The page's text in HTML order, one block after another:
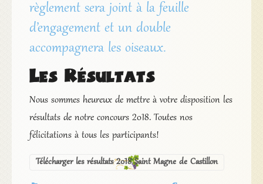
règlement sera joint à la feuille
d’engagement et un double
accompagnera les oiseaux.
Les Résultats
Nous sommes heureux de mettre à votre disposition les
résultats de notre concours 2018. Toutes nos
félicitations à tous les participants!
Télécharger les résultats 2018 Saint Magne de Castillon